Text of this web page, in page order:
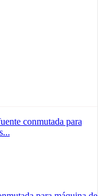
conmutada para